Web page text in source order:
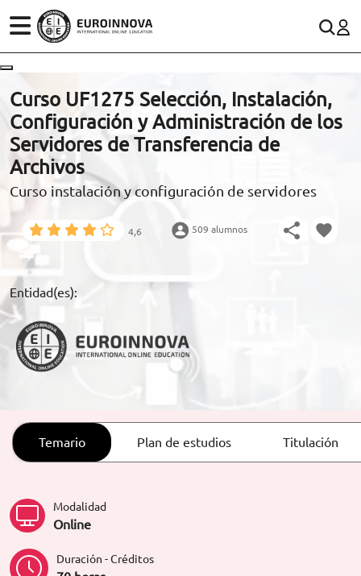
ÁREAS
ESTUDIOS
CONOCE EUROINNOVA
BECAS Y FINANCIACIÓN
RECURSOS EDUCATIVOS
ARTÍCULOS
ORIENTACIÓN LABORAL
(+34)958 050 200 (gratuito en España)
900 831 200
formacion@euroinnova.com
TRABAJA CON NOSOTROS
Curso UF1275 Selección, Instalación,
Configuración y Administración de los
Servidores de Transferencia de
Archivos
Curso instalación y configuración de servidores
4,6 509 alumnos
Entidad(es):
Temario Plan de estudios Titulación
Modalidad
Online
Duración - Créditos